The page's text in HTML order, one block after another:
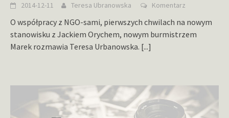
2014-12-11 Teresa Ubranowska Komentarz
O współpracy z NGO-sami, pierwszych chwilach na nowym
stanowisku z Jackiem Orychem, nowym burmistrzem
Marek rozmawia Teresa Urbanowska. [...]